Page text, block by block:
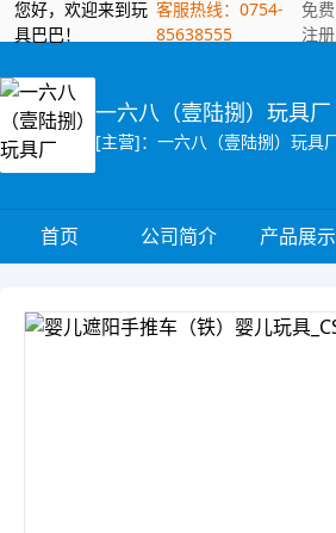
您好，欢迎来到玩
具巴巴！
客服热线：0754-
85638555
免费
注册
一六八（壹陆捌）玩具厂
首页 公司简介 产品展示